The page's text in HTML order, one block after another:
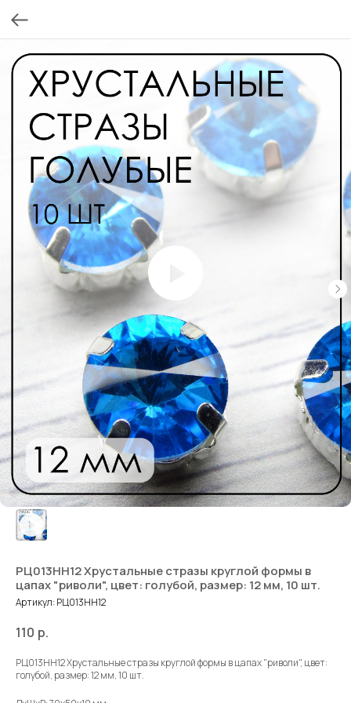
РЦ013НН12 Хрустальные стразы круглой формы в
цапах "риволи", цвет: голубой, размер: 12 мм, 10 шт.
Артикул:РЦ013НН12
110 р.
РЦ013НН12 Хрустальные стразы круглой формы в цапах "риволи", цвет:
голубой, размер: 12 мм, 10 шт.